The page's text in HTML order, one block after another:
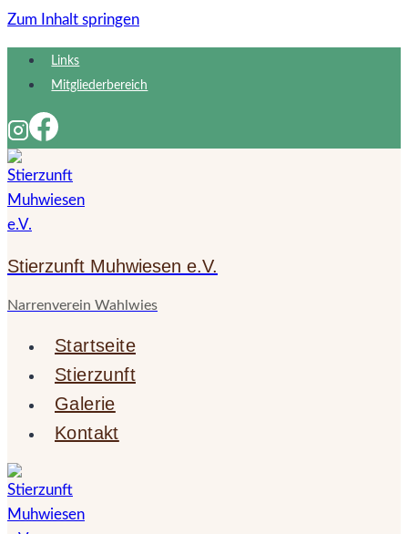
Zum Inhalt springen
Links
Mitgliederbereich
Stierzunft Muhwiesen e.V.
Narrenverein Wahlwies
Startseite
Stierzunft
Galerie
Kontakt